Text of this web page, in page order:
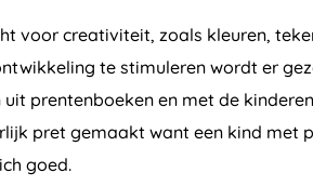
voor creativiteit, zoals kleuren,
te stimuleren wordt er
prentenboeken en met de
pret gemaakt want een kind met
goed.